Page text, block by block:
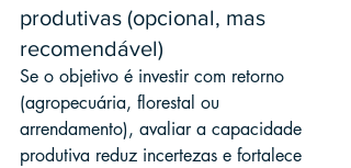
produtivas (opcional, mas
recomendável)
Se o objetivo é investir com retorno
(agropecuária, florestal ou
arrendamento), avaliar a capacidade
produtiva reduz incertezas e fortalece